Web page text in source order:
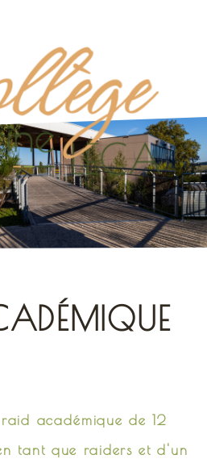
académique de 12
tant que raiders et d'un